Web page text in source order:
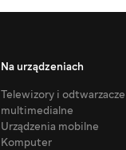
Na urządzeniach
Telewizory i odtwarzacze
multimedialne
Urządzenia mobilne
Komputer